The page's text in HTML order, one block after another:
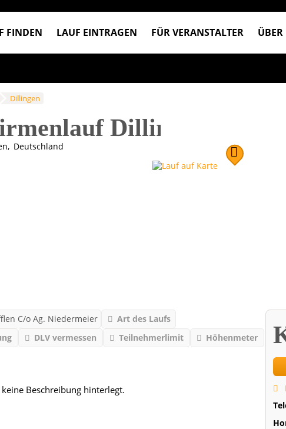
FINDEN LAUF EINTRAGEN FÜR VERANSTALTER
Dillingen
Dillingen
Deutschland
C/o Ag. Niedermeier
Art des Laufs
DLV vermessen Teilnehmerlimit Höhenmeter
Beschreibung hinterlegt.